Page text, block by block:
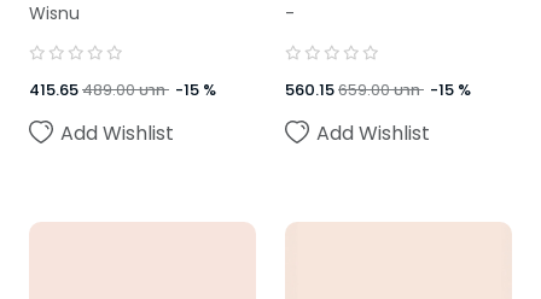
Wisnu
415.65489.00บาท -15 %
Add Wishlist
-
560.15659.00บาท -15 %
Add Wishlist